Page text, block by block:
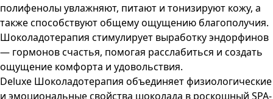
полифенолы увлажняют, питают и тонизируют кожу, а
также способствуют общему ощущению благополучия.
Шоколадотерапия стимулирует выработку эндорфинов
— гормонов счастья, помогая расслабиться и создать
ощущение комфорта и удовольствия.
Deluxe Шоколадотерапия объединяет физиологические
и эмоциональные свойства шоколада в роскошный SPA-